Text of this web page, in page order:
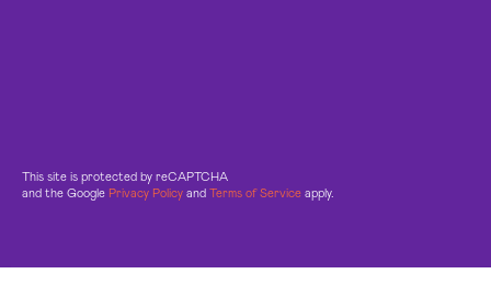
This site is protected by reCAPTCHA
and the Google Privacy Policy and Terms of Service apply.